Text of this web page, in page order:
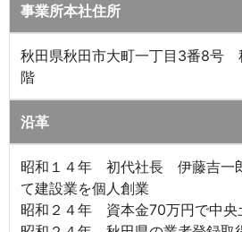
事業所本社住所
秋田県秋田市大町一丁目3番8号
階
沿革
昭和１４年 初代社長 伊藤吉一
て建設業を個人創業
昭和２４年 資本金70万円で中央